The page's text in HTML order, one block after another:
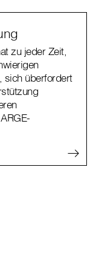
zu jeder Zeit,
sich überfordert